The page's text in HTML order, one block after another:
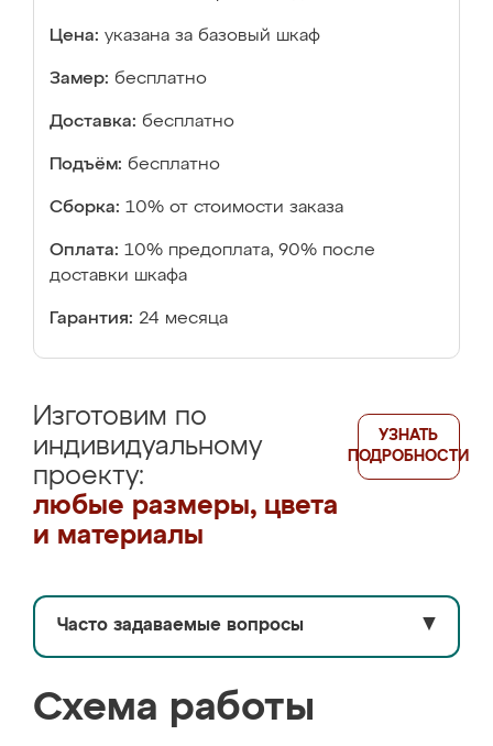
Цена: указана за базовый шкаф
Замер: бесплатно
Доставка: бесплатно
Подъём: бесплатно
Сборка: 10% от стоимости заказа
Оплата: 10% предоплата, 90% после
доставки шкафа
Гарантия: 24 месяца
Изготовим по
индивидуальному
проекту:
любые размеры, цвета
и материалы
УЗНАТЬ
ПОДРОБНОСТИ
Часто задаваемые вопросы ▼
Схема работы